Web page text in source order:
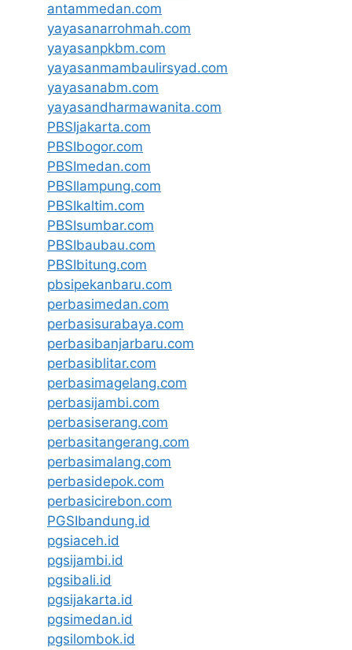
antammedan.com
yayasanarrohmah.com
yayasanpkbm.com
yayasanmambaulirsyad.com
yayasanabm.com
yayasandharmawanita.com
PBSIjakarta.com
PBSIbogor.com
PBSImedan.com
PBSIlampung.com
PBSIkaltim.com
PBSIsumbar.com
PBSIbaubau.com
PBSIbitung.com
pbsipekanbaru.com
perbasimedan.com
perbasisurabaya.com
perbasibanjarbaru.com
perbasiblitar.com
perbasimagelang.com
perbasijambi.com
perbasiserang.com
perbasitangerang.com
perbasimalang.com
perbasidepok.com
perbasicirebon.com
PGSIbandung.id
pgsiaceh.id
pgsijambi.id
pgsibali.id
pgsijakarta.id
pgsimedan.id
pgsilombok.id